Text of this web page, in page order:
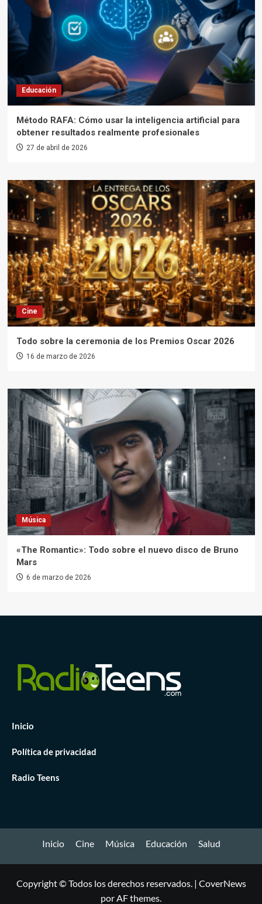
Educación
Método RAFA: Cómo usar la inteligencia artificial para
obtener resultados realmente profesionales
27 de abril de 2026
Cine
Todo sobre la ceremonia de los Premios Oscar 2026
16 de marzo de 2026
Música
«The Romantic»: Todo sobre el nuevo disco de Bruno
Mars
6 de marzo de 2026
Inicio
Política de privacidad
Radio Teens
Inicio Cine Música Educación Salud
Copyright © Todos los derechos reservados. | CoverNews
por AF themes.